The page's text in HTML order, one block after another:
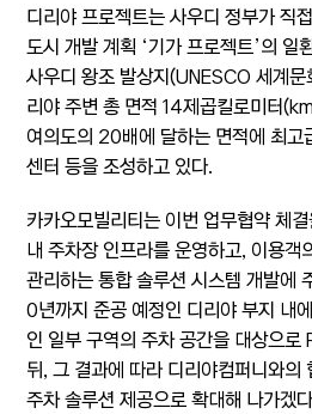
디리야 프로젝트는 사우디 정부가 직
도시 개발 계획 ‘기가 프로젝트’의 일
사우디 왕조 발상지(UNESCO 세계
리야 주변 총 면적 14제곱킬로미터
여의도의 20배에 달하는 면적에 최고
센터 등을 조성하고 있다.
카카오모빌리티는 이번 업무협약 체
내 주차장 인프라를 운영하고, 이용객
관리하는 통합 솔루션 시스템 개발에
0년까지 준공 예정인 디리야 부지 내
인 일부 구역의 주차 공간을 대상으
뒤, 그 결과에 따라 디리야컴퍼니와의
주차 솔루션 제공으로 확대해 나가겠